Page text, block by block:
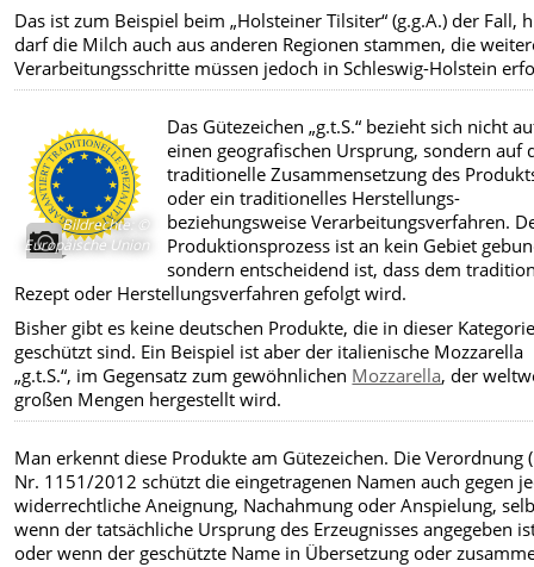
Das ist zum Beispiel beim „Holsteiner Tilsiter“ (g.g.A.) der Fall,
darf die Milch auch aus anderen Regionen stammen, die
Verarbeitungsschritte müssen jedoch in Schleswig-Holstein
Bildrechte: ©
Europäische Union
Das Gütezeichen „g.t.S.“ bezieht sich nicht
einen geo­grafischen Ursprung, sondern auf
traditionelle Zusammen­setzung des
oder ein traditionelles Herstellungs-
beziehungsweise Verarbeitungsverfahren.
Produktionsprozess ist an kein Gebiet
sondern entscheidend ist, dass dem
Rezept oder Herstellungsverfahren gefolgt wird.
Bisher gibt es keine deutschen Produkte, die in dieser
geschützt sind. Ein Beispiel ist aber der italienische Mozzarella
„g.t.S.“, im Gegensatz zum gewöhnlichen Mozzarella, der
großen Mengen hergestellt wird.
Man erkennt diese Produkte am Gütezeichen. Die Verordnung
Nr. 1151/2012 schützt die eingetragenen Namen auch gegen
widerrechtliche Aneignung, Nachahmung oder Anspielung,
wenn der tatsächliche Ursprung des Erzeugnisses angegeben
oder wenn der geschützte Name in Übersetzung oder